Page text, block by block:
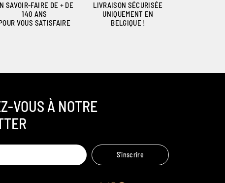
SAVOIR-FAIRE DE + DE
140 ANS
VOUS SATISFAIRE
LIVRAISON SÉCURISÉE
UNIQUEMENT EN
BELGIQUE !
VOUS À NOTRE
S'inscrire
Ambroise, Votre sommelier
Disponible pour vous conseiller